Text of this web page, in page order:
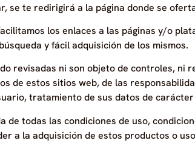
se te redirigirá a la página donde se
los enlaces a las páginas y/o
y fácil adquisición de los mismos.
revisadas ni son objeto de controles, ni
de estos sitios web, de las
tratamiento de sus datos de
todas las condiciones de uso,
a la adquisición de estos productos o